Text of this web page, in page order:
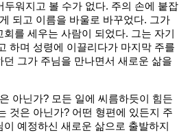
워지고 볼 수가 없다. 주의 손에 붙잡
되고 이름을 바울로 바꾸었다. 그가
를 세우는 사람이 되었다. 그는 자기
하며 성령에 이끌리다가 마지막 주를
그가 주님을 만나면서 새로운 삶을
아닌가? 모든 일에 씨름하듯이 힘든
것은 아닌가? 어떤 형편에 있든지 주
예정하신 새로운 삶으로 출발하지